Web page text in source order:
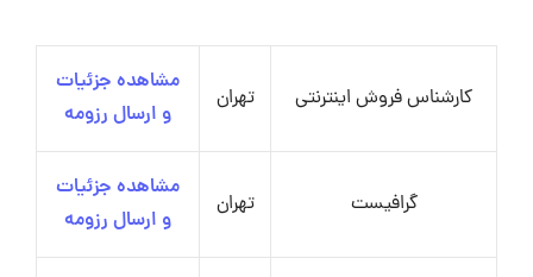
کارشناس فروش اینترنتی تهران
مشاهده جزئیات
و ارسال رزومه
گرافیست تهران
مشاهده جزئیات
و ارسال رزومه